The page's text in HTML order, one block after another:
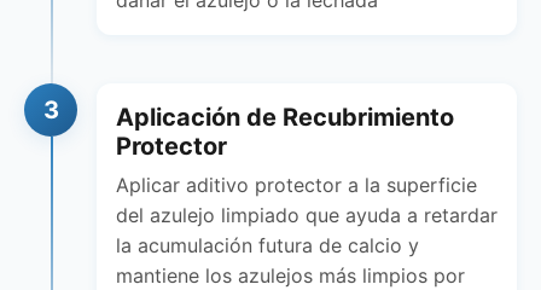
3
Aplicación de Recubrimiento
Protector
Aplicar aditivo protector a la superficie
del azulejo limpiado que ayuda a retardar
la acumulación futura de calcio y
mantiene los azulejos más limpios por